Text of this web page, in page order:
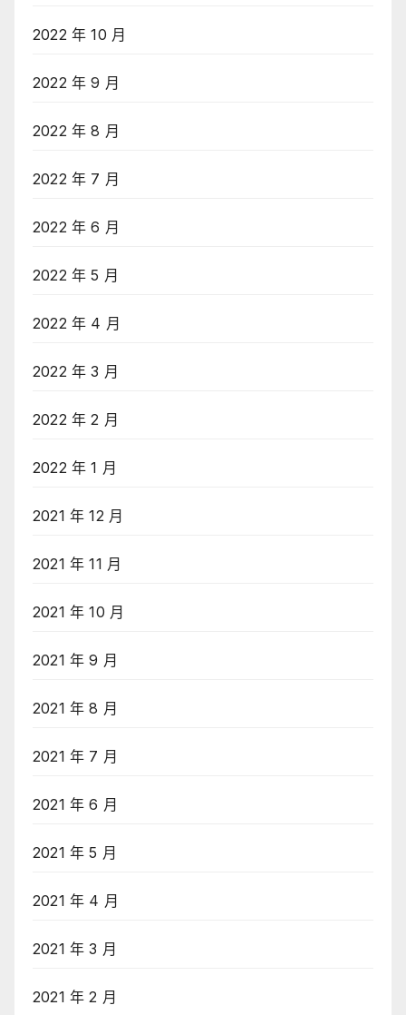
2022 年 10 月
2022 年 9 月
2022 年 8 月
2022 年 7 月
2022 年 6 月
2022 年 5 月
2022 年 4 月
2022 年 3 月
2022 年 2 月
2022 年 1 月
2021 年 12 月
2021 年 11 月
2021 年 10 月
2021 年 9 月
2021 年 8 月
2021 年 7 月
2021 年 6 月
2021 年 5 月
2021 年 4 月
2021 年 3 月
2021 年 2 月